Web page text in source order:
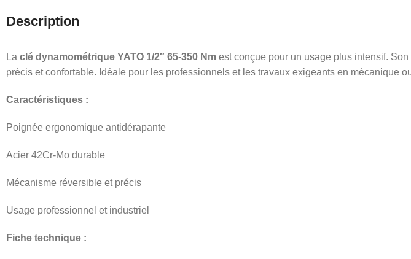
Description
La clé dynamométrique YATO 1/2″ 65-350 Nm est conçue pour un usage plus intensif. Son
précis et confortable. Idéale pour les professionnels et les travaux exigeants en mécanique
Caractéristiques :
Poignée ergonomique antidérapante
Acier 42Cr-Mo durable
Mécanisme réversible et précis
Usage professionnel et industriel
Fiche technique :